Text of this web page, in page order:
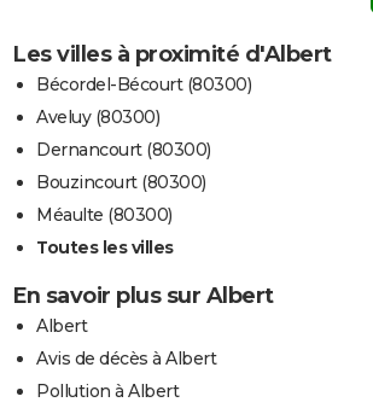
Les villes à proximité d'Albert
Bécordel-Bécourt (80300)
Aveluy (80300)
Dernancourt (80300)
Bouzincourt (80300)
Méaulte (80300)
Toutes les villes
En savoir plus sur Albert
Albert
Avis de décès à Albert
Pollution à Albert